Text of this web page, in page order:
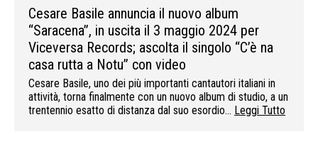
Cesare Basile annuncia il nuovo album
“Saracena”, in uscita il 3 maggio 2024 per
Viceversa Records; ascolta il singolo “C’è na
casa rutta a Notu” con video
Cesare Basile, uno dei più importanti cantautori italiani in
attività, torna finalmente con un nuovo album di studio, a un
trentennio esatto di distanza dal suo esordio… Leggi Tutto